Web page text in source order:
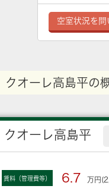
空室状況を問
クオーレ高島平の
クオーレ高島平
賃料（管理費等） 6.7 万円